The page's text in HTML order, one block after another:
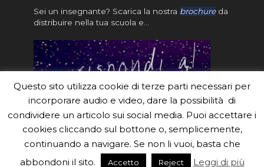
Sei un insegnante? Scarica la nostra brochureda
distribuire nella tua scuola e…
#eduinaf #inaf #astronomyforabetterworld.
Questo sito utilizza cookie di terze parti necessari per
incorporare audio e video, dare la possibilità di
condividere un articolo sui social media. Puoi accettare i
cookies cliccando sul bottone o, semplicemente,
continuando a navigare. Se non li vuoi, basta che
abbondoni il sito.
Accetto Reject Leggi di più